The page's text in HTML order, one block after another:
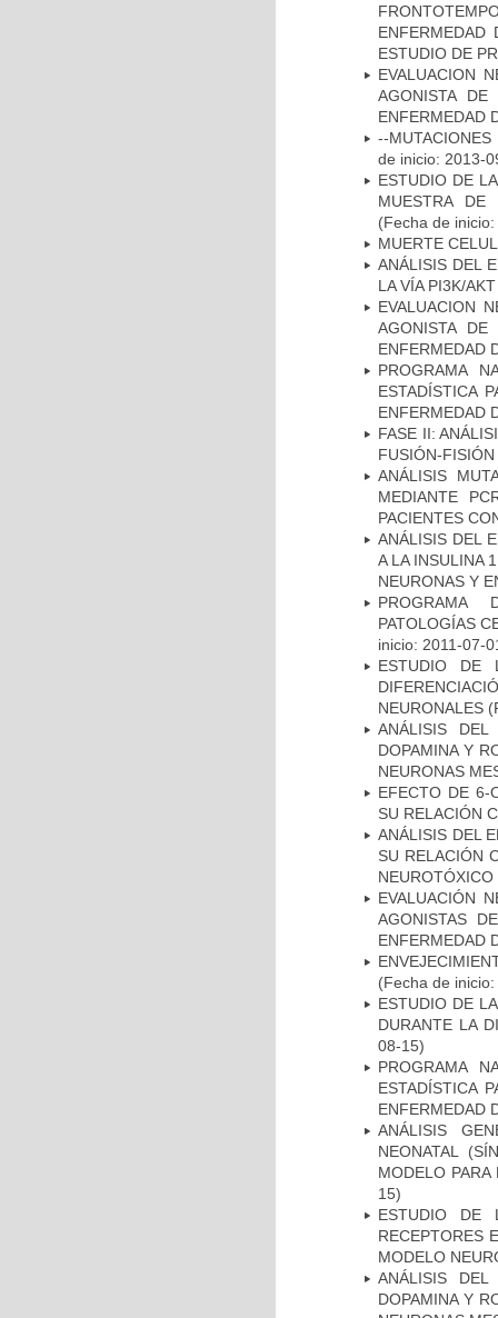
ENFERMEDAD
ESTUDIO DE
EVALUACION
AGONISTA
ENFERMEDAD
--
de inicio: 2013-
ESTUDIO DE
MUESTRA DE
(Fecha de
MUERTE
ANÁLISIS DEL
LA VÍA PI3K/
EVALUACION
AGONISTA
ENFERMEDAD
PROGRAMA
ESTADÍSTICA
ENFERMEDAD
FASE II:
FUSIÓN-
ANÁLISIS
MEDIANTE
PACIENTES
ANÁLISIS DEL
A LA INSULINA
NEURONAS Y
PROGRAMA
PATOLOGÍAS
inicio: 2011-07-
ESTUDIO DE
NEURONALES
ANÁLISIS
DOPAMINA Y
NEURONAS
EFECTO DE 6-
SU RELACIÓN
ANÁLISIS DEL
SU RELACIÓN
NEUROTÓXICO
EVALUACIÓN
AGONISTAS
ENFERMEDAD
(Fecha de
ESTUDIO DE
DURANTE LA
08-15)
PROGRAMA
ESTADÍSTICA
ENFERMEDAD
ANÁLISIS
NEONATAL
MODELO
15)
ESTUDIO DE
RECEPTORES
MODELO
ANÁLISIS
DOPAMINA Y